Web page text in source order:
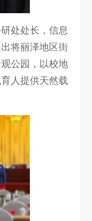
处处长，信息
将丽泽地区街
公园，以校地
人提供天然载